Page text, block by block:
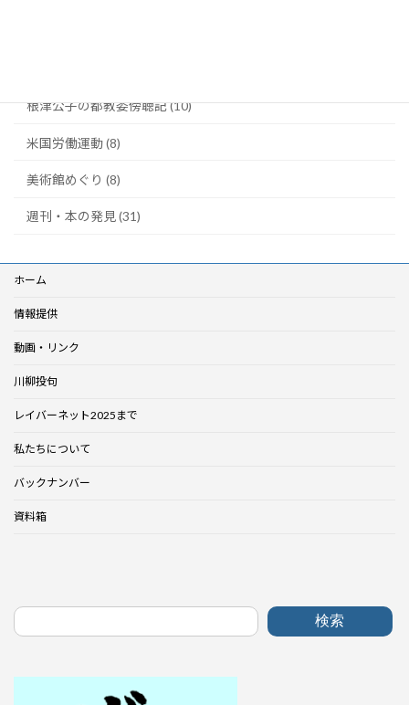
根津公子の都教委傍聴記 (10)
米国労働運動 (8)
美術館めぐり (8)
週刊・本の発見 (31)
ホーム
情報提供
動画・リンク
川柳投句
レイバーネット2025まで
私たちについて
バックナンバー
資料箱
検索